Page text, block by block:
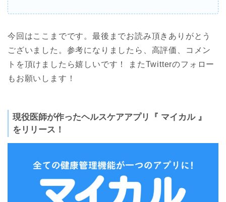
今回はここまでです。最後までお読み頂きありがとう
ございました。参考になりましたら、高評価、コメン
トを頂けましたら嬉しいです！ またTwitterのフォロー
もお願いします！
現役医師が作ったヘルスケアアプリ『 マイカル 』
をリリース！